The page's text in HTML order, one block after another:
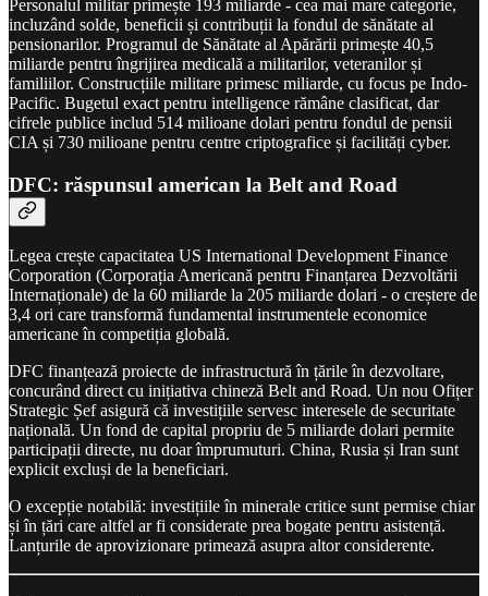
Personalul militar primește 193 miliarde - cea mai mare categorie,
incluzând solde, beneficii și contribuții la fondul de sănătate al
pensionarilor. Programul de Sănătate al Apărării primește 40,5
miliarde pentru îngrijirea medicală a militarilor, veteranilor și
familiilor. Construcțiile militare primesc miliarde, cu focus pe Indo-
Pacific. Bugetul exact pentru intelligence rămâne clasificat, dar
cifrele publice includ 514 milioane dolari pentru fondul de pensii
CIA și 730 milioane pentru centre criptografice și facilități cyber.
DFC: răspunsul american la Belt and Road
Legea crește capacitatea US International Development Finance
Corporation (Corporația Americană pentru Finanțarea Dezvoltării
Internaționale) de la 60 miliarde la 205 miliarde dolari - o creștere de
3,4 ori care transformă fundamental instrumentele economice
americane în competiția globală.
DFC finanțează proiecte de infrastructură în țările în dezvoltare,
concurând direct cu inițiativa chineză Belt and Road. Un nou Ofițer
Strategic Șef asigură că investițiile servesc interesele de securitate
națională. Un fond de capital propriu de 5 miliarde dolari permite
participații directe, nu doar împrumuturi. China, Rusia și Iran sunt
explicit excluși de la beneficiari.
O excepție notabilă: investițiile în minerale critice sunt permise chiar
și în țări care altfel ar fi considerate prea bogate pentru asistență.
Lanțurile de aprovizionare primează asupra altor considerente.